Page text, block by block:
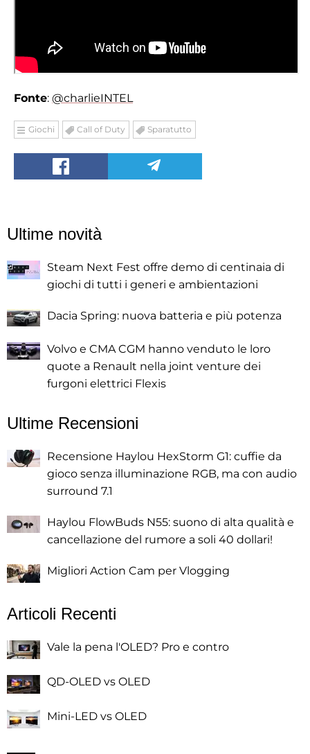
Fonte: @charlieINTEL
Giochi Call of Duty Sparatutto
Ultime novità
Steam Next Fest offre demo di centinaia di
giochi di tutti i generi e ambientazioni
Dacia Spring: nuova batteria e più potenza
Volvo e CMA CGM hanno venduto le loro
quote a Renault nella joint venture dei
furgoni elettrici Flexis
Ultime Recensioni
Recensione Haylou HexStorm G1: cuffie da
gioco senza illuminazione RGB, ma con audio
surround 7.1
Haylou FlowBuds N55: suono di alta qualità e
cancellazione del rumore a soli 40 dollari!
Migliori Action Cam per Vlogging
Articoli Recenti
Vale la pena l'OLED? Pro e contro
QD-OLED vs OLED
Mini-LED vs OLED